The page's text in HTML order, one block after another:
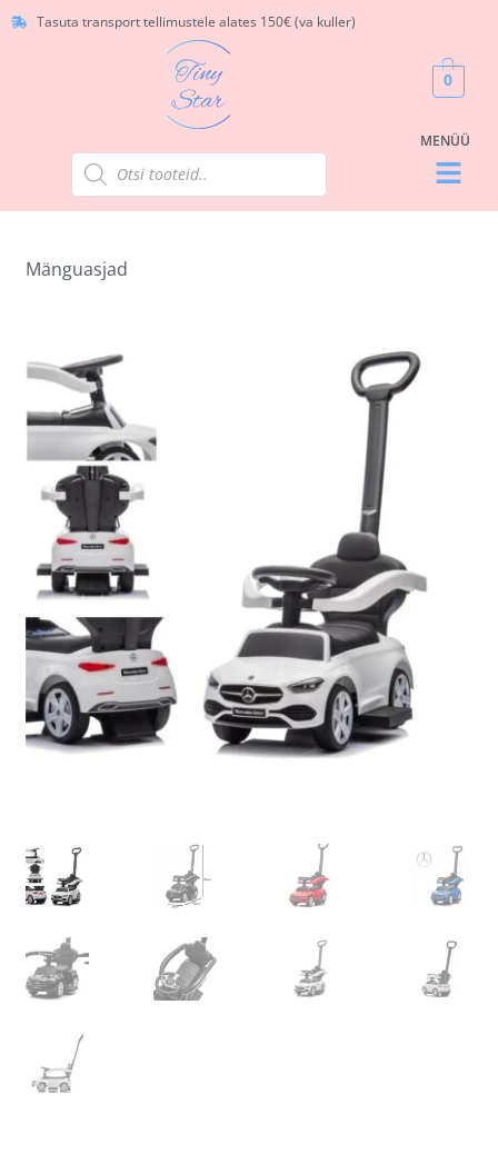
Tasuta transport tellimustele alates 150€ (va kuller)
0
Mänguasjad